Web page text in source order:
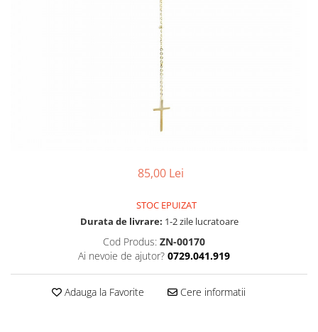
85,00 Lei
STOC EPUIZAT
Durata de livrare: 1-2 zile lucratoare
Cod Produs: ZN-00170
Ai nevoie de ajutor? 0729.041.919
Adauga la Favorite Cere informatii